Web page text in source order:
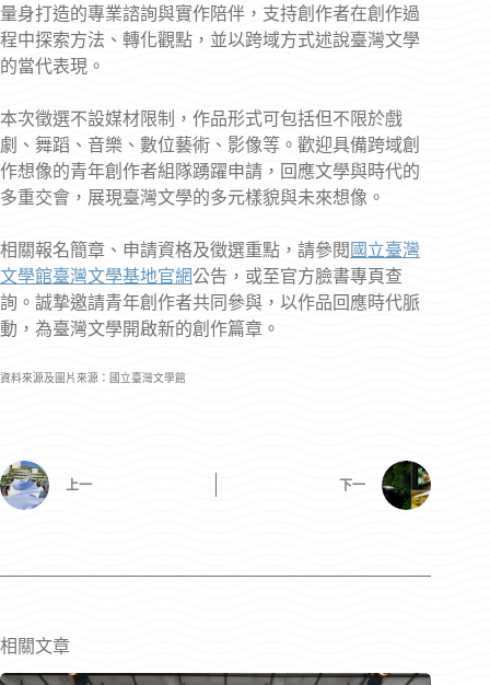
量身打造的專業諮詢與實作陪伴，支持創作者在創作過
程中探索方法、轉化觀點，並以跨域方式述說臺灣文學
的當代表現。
本次徵選不設媒材限制，作品形式可包括但不限於戲
劇、舞蹈、音樂、數位藝術、影像等。歡迎具備跨域創
作想像的青年創作者組隊踴躍申請，回應文學與時代的
多重交會，展現臺灣文學的多元樣貌與未來想像。
相關報名簡章、申請資格及徵選重點，請參閱 國立臺灣
文學館臺灣文學基地官網公告，或至官方臉書專頁查
詢。誠摯邀請青年創作者共同參與，以作品回應時代脈
動，為臺灣文學開啟新的創作篇章。
資料來源及圖片來源：國立臺灣文學館
上一 下一
相關文章